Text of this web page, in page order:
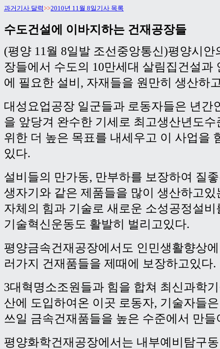
과거기사 달력>>2010년 11월 8일기사 목록
수도건설에 이바지하는 건재공장들
(평양 11월 8일발 조선중앙통신)평양시안
장들에서 수도의 10만세대 살림집건설과
에 필요한 설비, 자재들을 원만히 생산하
대성요업공장 일군들과 로동자들은 년간
을 앞당겨 완수한 기세로 최고생산년도
위한 더 높은 목표를 내세우고 이 사업을
있다.
설비들의 만가동, 만부하를 보장하여 질
생자기와 같은 제품들을 많이 생산하고
자체의 힘과 기술로 새로운 소성공정설
기술혁신운동도 활발히 벌리고있다.
평양금속건재공장에서도 인민생활향상
러가지 건재품들을 제때에 보장하고있다.
3대혁명소조원들과 힘을 합쳐 최신과학
산에 도입하여온 이곳 로동자, 기술자들
쓰일 금속건재품들을 높은 수준에서 만들
평양화학건재공장에서는 내부예비탐구